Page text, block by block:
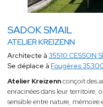
SADOK SMAIL
ATELIER KREIZENN
Architecte à 35510 CESSON
Se déplace à Fougères
Atelier Kreizennconçoit des
enracinées dans leur territoire,
sensible entre nature, mémoire